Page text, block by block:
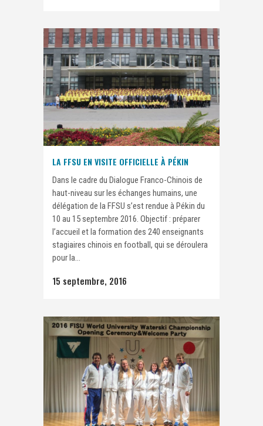
LA FFSU EN VISITE OFFICIELLE À PÉKIN
Dans le cadre du Dialogue Franco-Chinois de
haut-niveau sur les échanges humains, une
délégation de la FFSU s’est rendue à Pékin du
10 au 15 septembre 2016. Objectif : préparer
l’accueil et la formation des 240 enseignants
stagiaires chinois en football, qui se déroulera
pour la...
15 septembre, 2016